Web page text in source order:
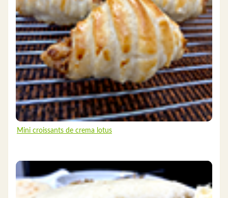
Mini croissants de crema lotus